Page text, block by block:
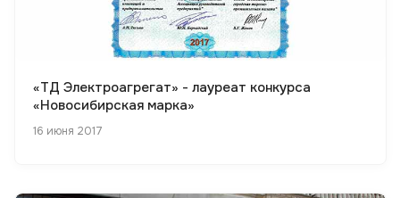
«ТД Электроагрегат» - лауреат конкурса
«Новосибирская марка»
16 июня 2017